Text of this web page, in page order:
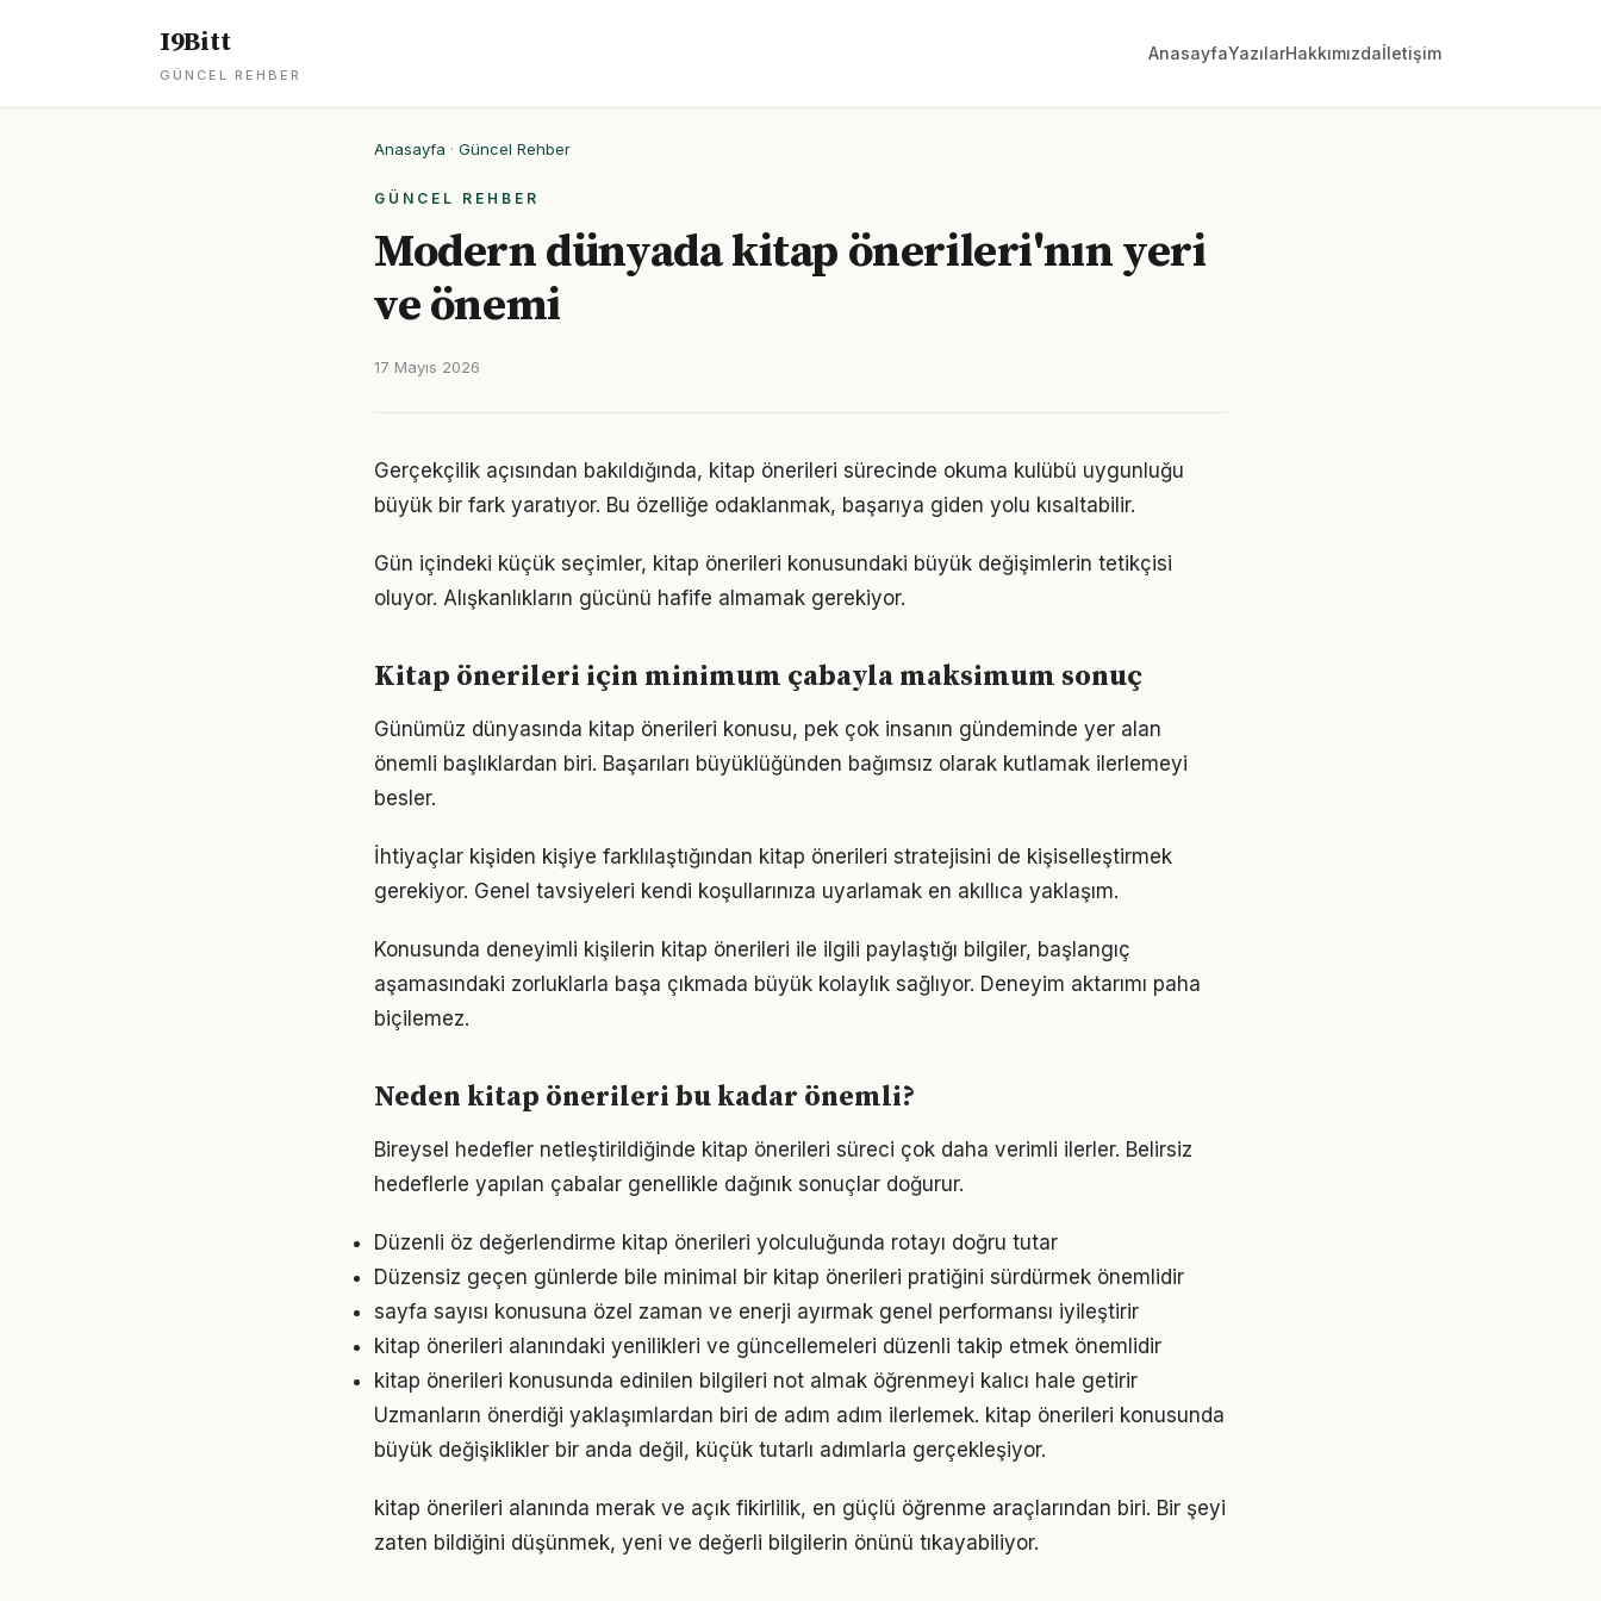
I9Bitt
GÜNCEL REHBER
AnasayfaYazılarHakkımızdaİletişim
Anasayfa · Güncel Rehber
GÜNCEL REHBER
Modern dünyada kitap önerileri'nın yeri
ve önemi
17 Mayıs 2026
Gerçekçilik açısından bakıldığında, kitap önerileri sürecinde okuma kulübü uygunluğu
büyük bir fark yaratıyor. Bu özelliğe odaklanmak, başarıya giden yolu kısaltabilir.
Gün içindeki küçük seçimler, kitap önerileri konusundaki büyük değişimlerin tetikçisi
oluyor. Alışkanlıkların gücünü hafife almamak gerekiyor.
Kitap önerileri için minimum çabayla maksimum sonuç
Günümüz dünyasında kitap önerileri konusu, pek çok insanın gündeminde yer alan
önemli başlıklardan biri. Başarıları büyüklüğünden bağımsız olarak kutlamak ilerlemeyi
besler.
İhtiyaçlar kişiden kişiye farklılaştığından kitap önerileri stratejisini de kişiselleştirmek
gerekiyor. Genel tavsiyeleri kendi koşullarınıza uyarlamak en akıllıca yaklaşım.
Konusunda deneyimli kişilerin kitap önerileri ile ilgili paylaştığı bilgiler, başlangıç
aşamasındaki zorluklarla başa çıkmada büyük kolaylık sağlıyor. Deneyim aktarımı paha
biçilemez.
Neden kitap önerileri bu kadar önemli?
Bireysel hedefler netleştirildiğinde kitap önerileri süreci çok daha verimli ilerler. Belirsiz
hedeflerle yapılan çabalar genellikle dağınık sonuçlar doğurur.
Düzenli öz değerlendirme kitap önerileri yolculuğunda rotayı doğru tutar
Düzensiz geçen günlerde bile minimal bir kitap önerileri pratiğini sürdürmek önemlidir
sayfa sayısı konusuna özel zaman ve enerji ayırmak genel performansı iyileştirir
kitap önerileri alanındaki yenilikleri ve güncellemeleri düzenli takip etmek önemlidir
kitap önerileri konusunda edinilen bilgileri not almak öğrenmeyi kalıcı hale getirir
Uzmanların önerdiği yaklaşımlardan biri de adım adım ilerlemek. kitap önerileri konusunda
büyük değişiklikler bir anda değil, küçük tutarlı adımlarla gerçekleşiyor.
kitap önerileri alanında merak ve açık fikirlilik, en güçlü öğrenme araçlarından biri. Bir şeyi
zaten bildiğini düşünmek, yeni ve değerli bilgilerin önünü tıkayabiliyor.